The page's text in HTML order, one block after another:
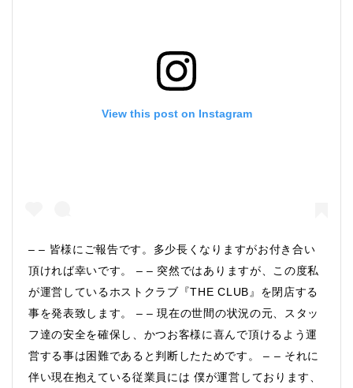
View this post on Instagram
– – 皆様にご報告です。多少長くなりますがお付き合い
頂ければ幸いです。 – – 突然ではありますが、この度私
が運営しているホストクラブ『THE CLUB』を閉店する
事を発表致します。 – – 現在の世間の状況の元、スタッ
フ達の安全を確保し、かつお客様に喜んで頂けるよう運
営する事は困難であると判断したためです。 – – それに
伴い現在抱えている従業員には 僕が運営しております、